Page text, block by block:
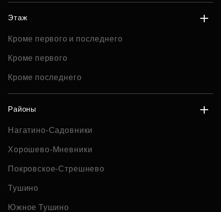
Этаж
Кроме первого и последнего
Кроме первого
Кроме последнего
Районы
Нагатино-Садовники
Хорошево-Мневники
Покровское-Стрешнево
Тушино
Южное Тушино